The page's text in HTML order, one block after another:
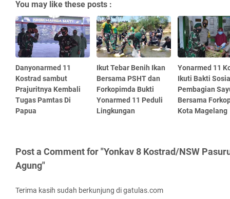
You may like these posts :
Danyonarmed 11
Kostrad sambut
Prajuritnya Kembali
Tugas Pamtas Di
Papua
Ikut Tebar Benih Ikan
Bersama PSHT dan
Forkopimda Bukti
Yonarmed 11 Peduli
Lingkungan
Yonarmed 11
Ikuti Bakti
Pembagian
Bersama
Kota Magelang
Post a Comment for "Yonkav 8 Kostrad/NSW
Agung"
Terima kasih sudah berkunjung di gatulas.com